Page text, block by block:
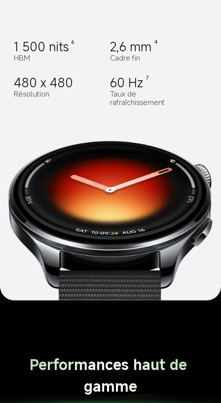
1 500 nits 6
HBM
2,6 mm 4
Cadre fin
480 x 480
Résolution
60 Hz 7
Taux de
rafraîchissement
Performances haut de
gamme